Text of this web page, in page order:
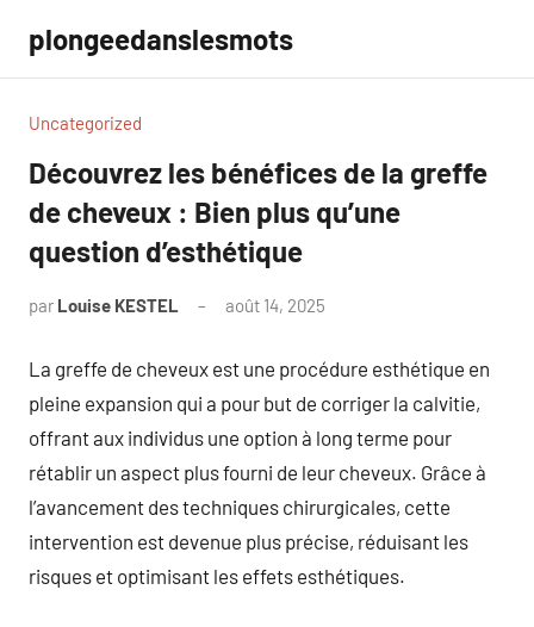
contenu
plongeedanslesmots
Uncategorized
Découvrez les bénéfices de la greffe
de cheveux : Bien plus qu’une
question d’esthétique
par Louise KESTEL août 14, 2025
La greffe de cheveux est une procédure esthétique en
pleine expansion qui a pour but de corriger la calvitie,
offrant aux individus une option à long terme pour
rétablir un aspect plus fourni de leur cheveux. Grâce à
l’avancement des techniques chirurgicales, cette
intervention est devenue plus précise, réduisant les
risques et optimisant les effets esthétiques.